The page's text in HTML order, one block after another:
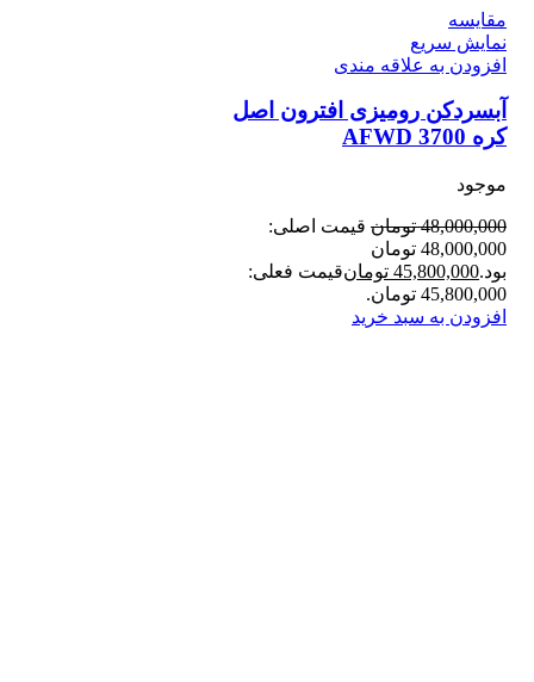
مقايسه
نمایش سریع
افزودن به علاقه مندی
آبسردکن رومیزی افترون اصل
کره AFWD 3700
موجود
48,000,000 تومان قیمت اصلی:
48,000,000 تومان
بود.45,800,000 تومانقیمت فعلی:
45,800,000 تومان.
افزودن به سبد خرید